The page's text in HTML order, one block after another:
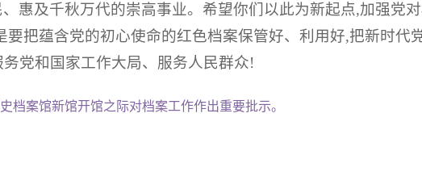
惠及千秋万代的崇高事业。希望你们以此为新起点,加强党
把蕴含党的初心使命的红色档案保管好、利用好,把新时代
党和国家工作大局、服务人民群众!
案馆新馆开馆之际对档案工作作出重要批示。